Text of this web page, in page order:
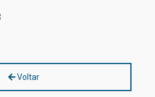
Voltar